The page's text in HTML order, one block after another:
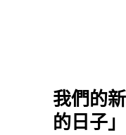
我們的
的日子